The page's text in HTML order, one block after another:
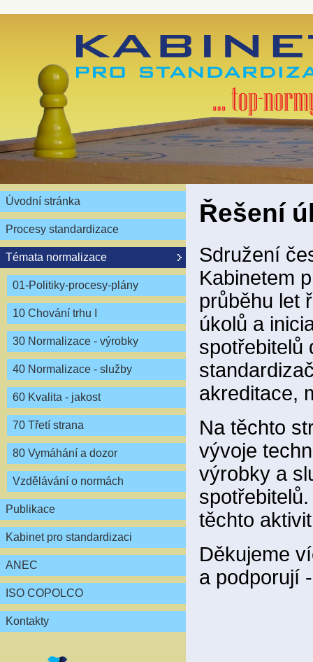
Úvodní stránka
Procesy standardizace
Témata normalizace
01-Politiky-procesy-plány
10 Chování trhu I
30 Normalizace - výrobky
40 Normalizace - služby
60 Kvalita - jakost
70 Třetí strana
80 Vymáhání a dozor
Vzdělávání o normách
Publikace
Kabinet pro standardizaci
ANEC
ISO COPOLCO
Kontakty
Řešení
Sdružení
Kabinetem
průběhu let
úkolů a
spotřebitelů
akreditace,
Na těchto
vývoje
výrobky a
těchto
Děkujeme
a podporují